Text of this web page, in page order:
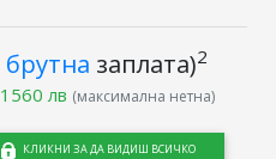
брутна заплата)2
1560 лв (максимална нетна)
КЛИКНИ ЗА ДА ВИДИШ ВСИЧКО